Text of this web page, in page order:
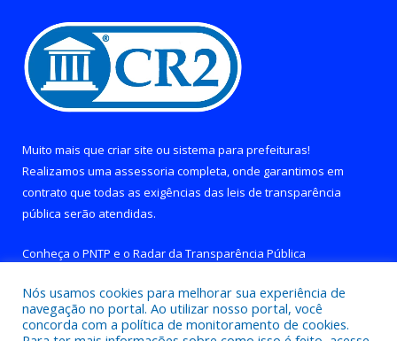
Muito mais que criar site ou sistema para prefeituras!
Realizamos uma assessoria completa, onde garantimos em
contrato que todas as exigências das leis de transparência
pública serão atendidas.
Conheça o PNTP e o Radar da Transparência Pública
Nós usamos cookies para melhorar sua experiência de
navegação no portal. Ao utilizar nosso portal, você
concorda com a política de monitoramento de cookies.